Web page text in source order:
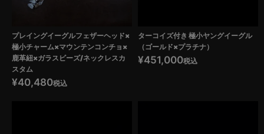
プレイングイーグルフェザーヘッド×
極小チャーム×マウンテンコンチョ×
鹿革紐×ガラスビーズ/ネックレスカ
スタム
¥40,480税込
ターコイズ付き 極小ヤングイーグル
（ゴールド×プラチナ）
¥451,000税込